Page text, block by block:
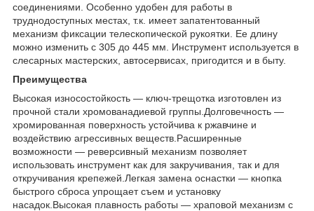
соединениями. Особенно удобен для работы в
труднодоступных местах, т.к. имеет запатентованный
механизм фиксации телескопической рукоятки. Ее длину
можно изменить с 305 до 445 мм. Инструмент используется в
слесарных мастерских, автосервисах, пригодится и в быту.
Преимущества
Высокая износостойкость — ключ-трещотка изготовлен из
прочной стали хромованадиевой группы.Долговечность —
хромированная поверхность устойчива к ржавчине и
воздействию агрессивных веществ.Расширенные
возможности — реверсивный механизм позволяет
использовать инструмент как для закручивания, так и для
откручивания крепежей.Легкая замена оснастки — кнопка
быстрого сброса упрощает съем и установку
насадок.Высокая плавность работы — храповой механизм с